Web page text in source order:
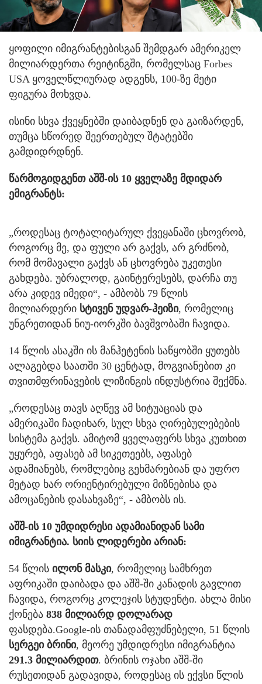
ყოფილი იმიგრანტებისგან შემდგარ ამერიკელ
მილიარდერთა რეიტინგში, რომელსაც Forbes
USA ყოველწლიურად ადგენს, 100-ზე მეტი
ფიგურა მოხვდა.
ისინი სხვა ქვეყნებში დაიბადნენ და გაიზარდენ,
თუმცა სწორედ შეერთებულ შტატებში
გამდიდრდნენ.
წარმოგიდგენთ აშშ-ის 10 ყველაზე მდიდარ
ემიგრანტს:
„როდესაც ტოტალიტარულ ქვეყანაში ცხოვრობ,
როგორც მე, და ფული არ გაქვს, არ გრძნობ,
რომ მომავალი გაქვს ან ცხოვრება უკეთესი
გახდება. უბრალოდ, გაინტერესებს, დარჩა თუ
არა კიდევ იმედი“, - ამბობს 79 წლის
მილიარდერი სტივენ უდვარ-ჰეიზი, რომელიც
უნგრეთიდან ნიუ-იორკში ბავშვობაში ჩავიდა.
14 წლის ასაკში ის მანჰეტენის საწყობში ყუთებს
ალაგებდა საათში 30 ცენტად, მოგვიანებით კი
თვითმფრინავების ლიზინგის ინდუსტრია შექმნა.
„როდესაც თავს აღწევ ამ სიტუაციას და
ამერიკაში ჩადიხარ, სულ სხვა ღირებულებების
სისტემა გაქვს. ამიტომ ყველაფერს სხვა კუთხით
უყურებ, აფასებ ამ სიკეთეებს, აფასებ
ადამიანებს, რომლებიც გეხმარებიან და უფრო
მეტად ხარ ორიენტირებული მიზნებისა და
ამოცანების დასახვაზე“, - ამბობს ის.
აშშ-ის 10 უმდიდრესი ადამიანიდან სამი
იმიგრანტია. სიის ლიდერები არიან:
54 წლის ილონ მასკი, რომელიც სამხრეთ
აფრიკაში დაიბადა და აშშ-ში კანადის გავლით
ჩავიდა, როგორც კოლეჯის სტუდენტი. ახლა მისი
ქონება 838 მილიარდ დოლარად
ფასდება.Google-ის თანადამფუძნებელი, 51 წლის
სერგეი ბრინი, მეორე უმდიდრესი იმიგრანტია
291.3 მილიარდით. ბრინის ოჯახი აშშ-ში
რუსეთიდან გადავიდა, როდესაც ის ექვსი წლის